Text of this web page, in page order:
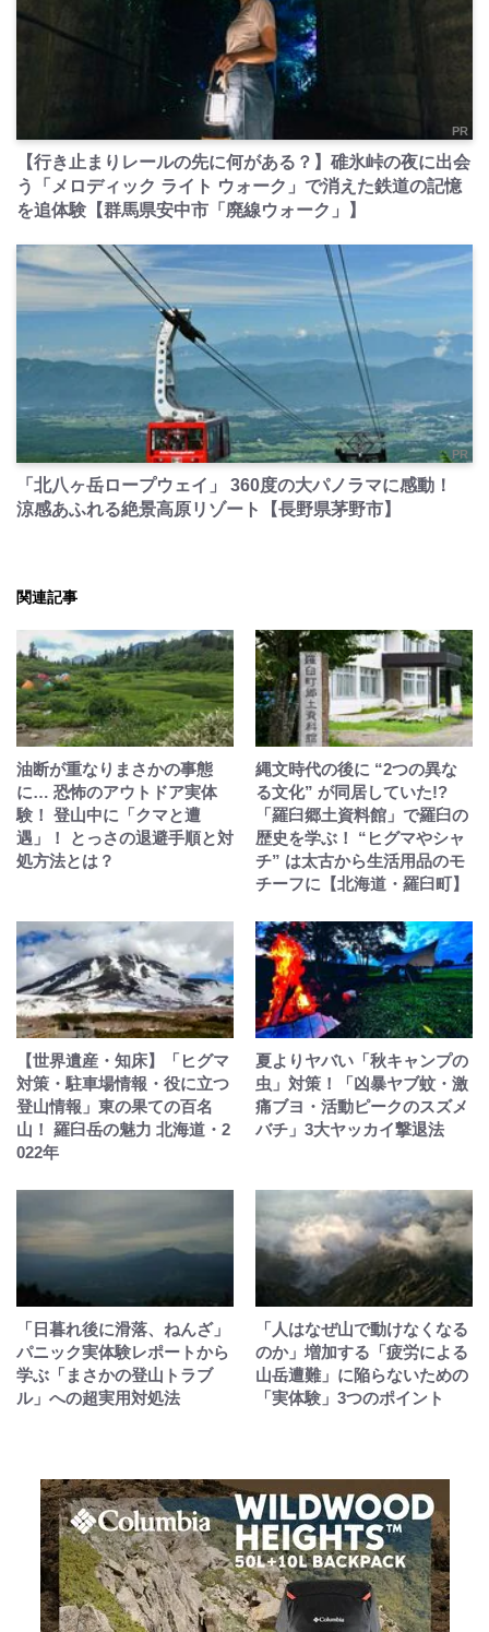
PR
【行き止まりレールの先に何がある？】碓氷峠の夜に出会
う「メロディック ライト ウォーク」で消えた鉄道の記憶
を追体験【群馬県安中市「廃線ウォーク」】
PR
「北八ヶ岳ロープウェイ」 360度の大パノラマに感動！
涼感あふれる絶景高原リゾート【長野県茅野市】
関連記事
油断が重なりまさかの事態
に… 恐怖のアウトドア実体
験！ 登山中に「クマと遭
遇」！ とっさの退避手順と対
処方法とは？
縄文時代の後に “2つの異な
る文化” が同居していた!?
「羅臼郷土資料館」で羅臼の
歴史を学ぶ！ “ヒグマやシャ
チ” は太古から生活用品のモ
チーフに【北海道・羅臼町】
【世界遺産・知床】「ヒグマ
対策・駐車場情報・役に立つ
登山情報」東の果ての百名
山！ 羅臼岳の魅力 北海道・2
022年
夏よりヤバい「秋キャンプの
虫」対策！「凶暴ヤブ蚊・激
痛ブヨ・活動ピークのスズメ
バチ」3大ヤッカイ撃退法
「日暮れ後に滑落、ねんざ」
パニック実体験レポートから
学ぶ「まさかの登山トラブ
ル」への超実用対処法
「人はなぜ山で動けなくなる
のか」増加する「疲労による
山岳遭難」に陥らないための
「実体験」3つのポイント